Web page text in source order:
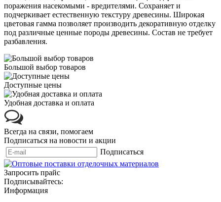
поражения насекомыми - вредителями. Сохраняет и
подчеркивает естественную текстуру древесины. Широкая
цветовая гамма позволяет производить декоративную отделку
под различные ценные породы древесины. Состав не требует
разбавления.
Большой выбор товаров
Доступные цены
Удобная доставка и оплата
Всегда на связи, помогаем
Подписаться на новости и акции
Подписаться
Запросить прайс
Подписывайтесь:
Информация